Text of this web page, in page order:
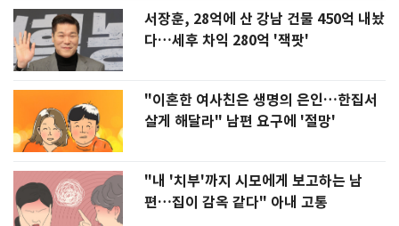
서장훈, 28억에 산 강남 건물 450억 내놨
다…세후 차익 280억 '잭팟'
"이혼한 여사친은 생명의 은인…한집서
살게 해달라" 남편 요구에 '절망'
"내 '치부'까지 시모에게 보고하는 남
편…집이 감옥 같다" 아내 고통